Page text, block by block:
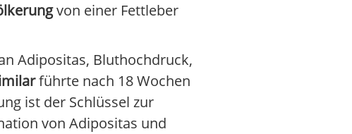
von einer Fettleber
Adipositas, Bluthochdruck,
führte nach 18 Wochen
ist der Schlüssel zur
von Adipositas und